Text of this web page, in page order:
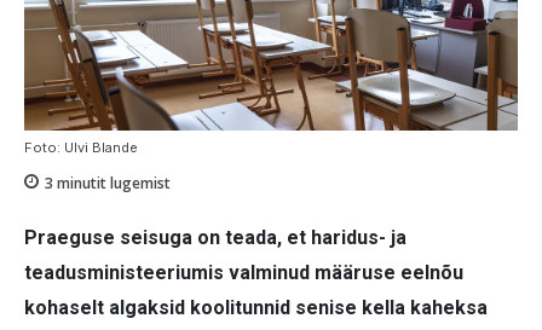
Foto: Ulvi Blande
3 minutit lugemist
Praeguse seisuga on teada, et haridus- ja
teadusministeeriumis valminud määruse eelnõu
kohaselt algaksid koolitunnid senise kella kaheksa